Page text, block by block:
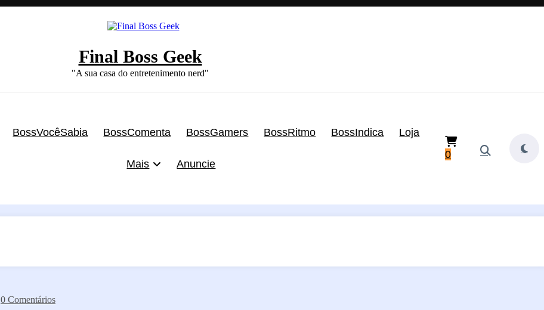
Final Boss Geek
"A sua casa do entretenimento nerd"
BossVocêSabia BossComenta BossGamers BossRitmo BossIndica Loja
Mais Anuncie
0
0 Comentários